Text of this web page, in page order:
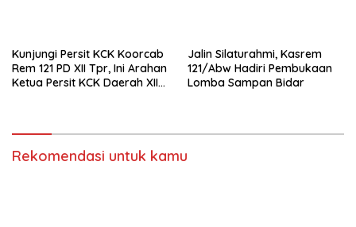
Kunjungi Persit KCK Koorcab
Rem 121 PD XII Tpr, Ini Arahan
Ketua Persit KCK Daerah XII
Jalin Silaturahmi, Kasrem
121/Abw Hadiri Pembukaan
Lomba Sampan Bidar
Rekomendasi untuk kamu